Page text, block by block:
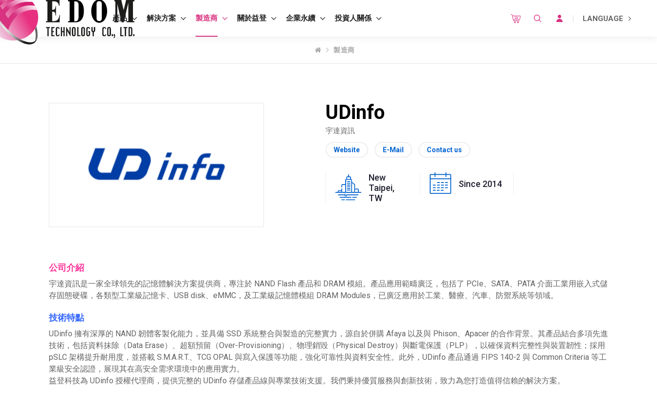
產品 解決方案 製造商 關於益登 企業永續 投資人關係 LANGUAGE
製造商
UDinfo
宇達資訊
Website E-Mail Contact us
New
Taipei,
TW
Since 2014
公司介紹
宇達資訊是一家全球領先的記憶體解決方案提供商，專注於 NAND Flash 產品和 DRAM 模組。產品應用範疇廣泛，包括了 PCIe、SATA、PATA 介面工業用嵌入式儲
存固態硬碟，各類型工業級記憶卡、USB disk、eMMC，及工業級記憶體模組 DRAM Modules，已廣泛應用於工業、醫療、汽車、防禦系統等領域。
技術特點
UDinfo 擁有深厚的 NAND 韌體客製化能力，並具備 SSD 系統整合與製造的完整實力，源自於併購 Afaya 以及與 Phison、Apacer 的合作背景。其產品結合多項先進
技術，包括資料抹除（Data Erase）、超額預留（Over-Provisioning）、物理銷毀（Physical Destroy）與斷電保護（PLP），以確保資料完整性與裝置韌性；採用
pSLC 架構提升耐用度，並搭載 S.M.A.R.T.、TCG OPAL 與寫入保護等功能，強化可靠性與資料安全性。此外，UDinfo 產品通過 FIPS 140-2 與 Common Criteria 等工
業級安全認證，展現其在高安全需求環境中的應用實力。
益登科技為 UDinfo 授權代理商，提供完整的 UDinfo 存儲產品線與專業技術支援。我們秉持優質服務與創新技術，致力為您打造值得信賴的解決方案。